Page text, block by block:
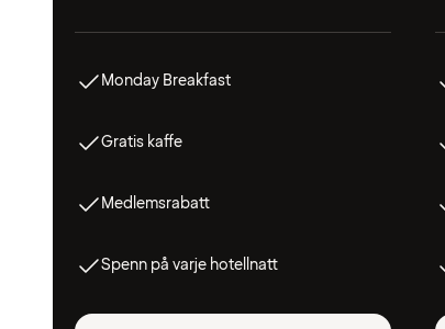
Monday Breakfast
Gratis kaffe
Medlemsrabatt
Spenn på varje hotellnatt